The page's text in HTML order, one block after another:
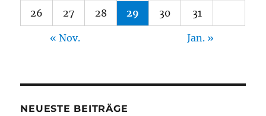
26 27 28 29 30 31
« Nov. Jan. »
NEUESTE BEITRÄGE